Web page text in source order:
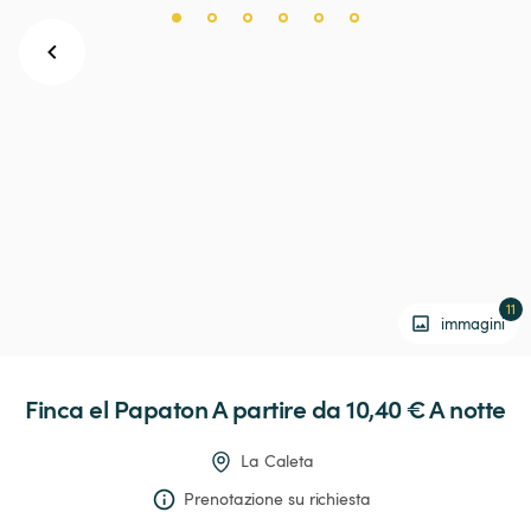
immagini
11
Fincael Papaton A partire da 10,40 € A notte
La Caleta
Prenotazione su richiesta